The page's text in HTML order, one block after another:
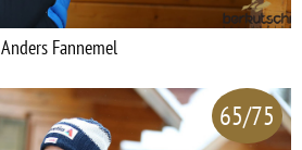
Anders Fannemel
65/75